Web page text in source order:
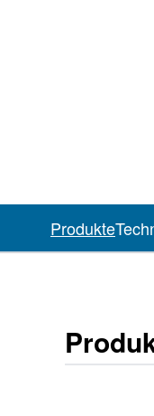
Produkte